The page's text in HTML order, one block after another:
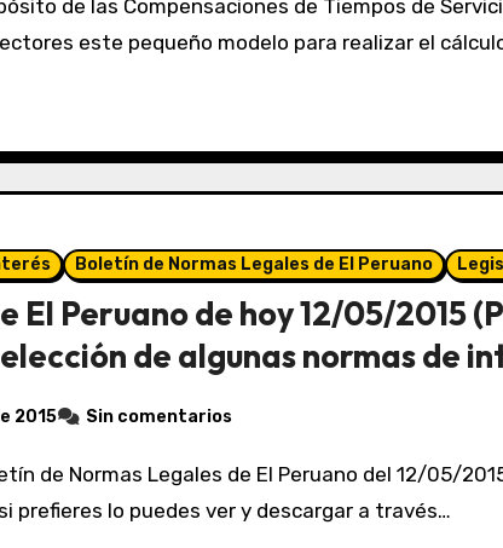
este pequeño modelo para realizar el
Boletín de Normas Legales de El Peruano
El Peruano de hoy 12/05/2015
de algunas normas de
2015 Sin comentarios
prefieres lo puedes ver y descargar a través…